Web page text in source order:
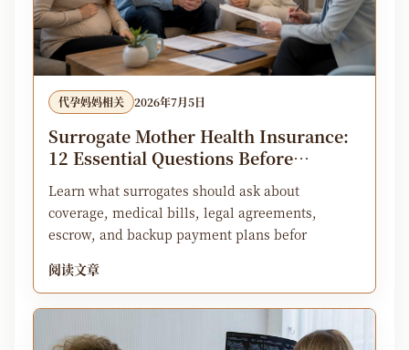
代孕妈妈相关 2026年7月5日
Surrogate Mother Health Insurance:
12 Essential Questions Before
Matching in 2026
Learn what surrogates should ask about
coverage, medical bills, legal agreements,
escrow, and backup payment plans befor
阅读文章